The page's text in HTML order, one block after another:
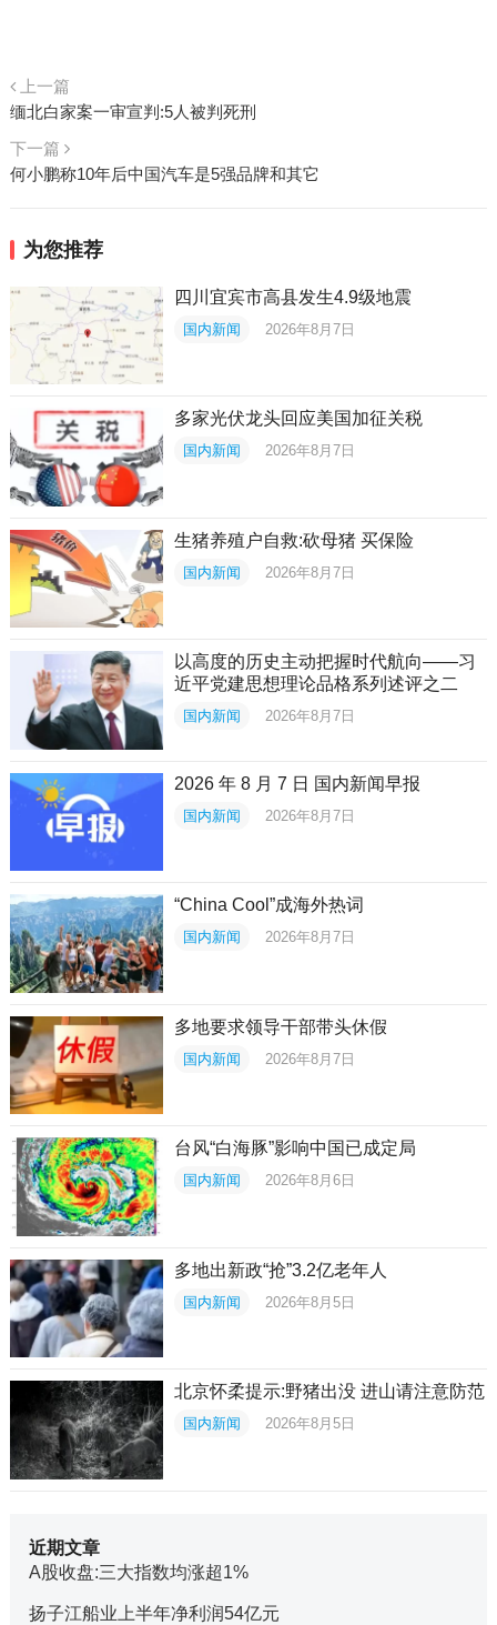
上一篇
缅北白家案一审宣判:5人被判死刑
下一篇
何小鹏称10年后中国汽车是5强品牌和其它
为您推荐
四川宜宾市高县发生4.9级地震
国内新闻 2026年8月7日
多家光伏龙头回应美国加征关税
国内新闻 2026年8月7日
生猪养殖户自救:砍母猪 买保险
国内新闻 2026年8月7日
以高度的历史主动把握时代航向——习
近平党建思想理论品格系列述评之二
国内新闻 2026年8月7日
2026 年 8 月 7 日 国内新闻早报
国内新闻 2026年8月7日
“China Cool”成海外热词
国内新闻 2026年8月7日
多地要求领导干部带头休假
国内新闻 2026年8月7日
台风“白海豚”影响中国已成定局
国内新闻 2026年8月6日
多地出新政“抢”3.2亿老年人
国内新闻 2026年8月5日
北京怀柔提示:野猪出没 进山请注意防范
国内新闻 2026年8月5日
近期文章
A股收盘:三大指数均涨超1%
扬子江船业上半年净利润54亿元